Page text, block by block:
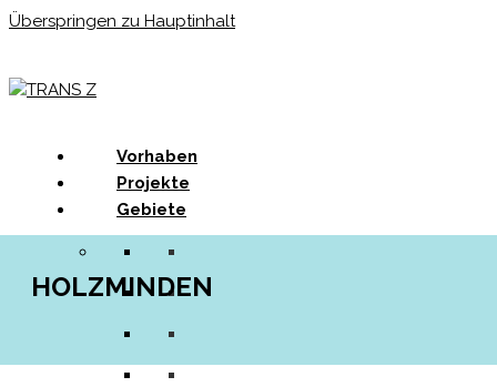
Überspringen zu Hauptinhalt
Vorhaben
Projekte
Gebiete
HOLZMINDEN